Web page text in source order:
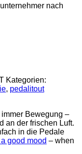
nach
Kategorien:
, pedalitout
Bewegung –
an der frischen Luft.
in die Pedale
good mood – when